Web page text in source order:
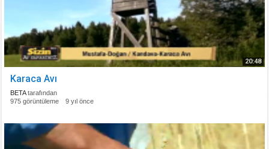
20:48
Karaca Avı
BETAtarafından
975 görüntüleme
9 yıl önce